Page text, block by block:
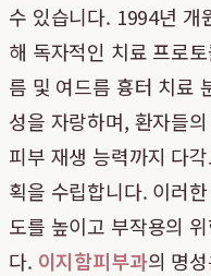
수 있습니다. 1994년 개
해 독자적인 치료 프로
름 및 여드름 흉터 치료
성을 자랑하며, 환자들
피부 재생 능력까지 다
획을 수립합니다. 이러
도를 높이고 부작용의
다. 이지함피부과의 명